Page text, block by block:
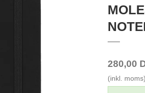
Bookpack 6
Bookpack 1 år
280,00
(inkl. moms)